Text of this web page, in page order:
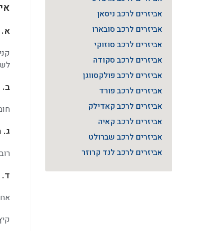
ב.
ד.
אביזרים לרכב ניסאן
אביזרים לרכב סובארו
אביזרים לרכב סוזוקי
אביזרים לרכב סקודה
אביזרים לרכב פולקסווגן
אביזרים לרכב פורד
אביזרים לרכב קאדילק
אביזרים לרכב קאיה
אביזרים לרכב שברולט
אביזרים לרכב לנד קרוזר